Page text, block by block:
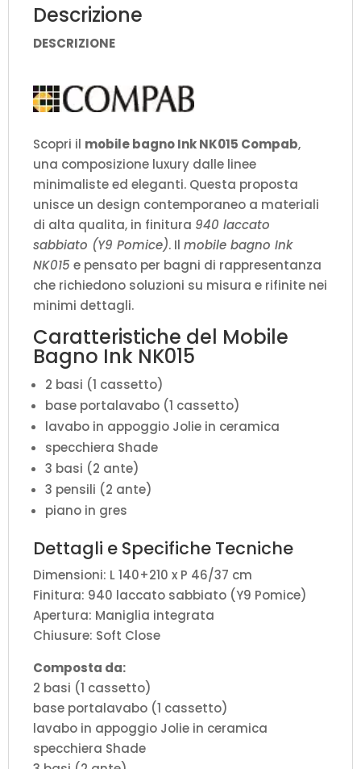
quantità
Descrizione
DESCRIZIONE
Scopri il mobile bagno Ink NK015 Compab,
una composizione luxury dalle linee
minimaliste ed eleganti. Questa proposta
unisce un design contemporaneo a materiali
di alta qualita, in finitura 940 laccato
sabbiato (Y9 Pomice). Il mobile bagno Ink
NK015 e pensato per bagni di rappresentanza
che richiedono soluzioni su misura e rifinite nei
minimi dettagli.
Caratteristiche del Mobile
Bagno Ink NK015
2 basi (1 cassetto)
base portalavabo (1 cassetto)
lavabo in appoggio Jolie in ceramica
specchiera Shade
3 basi (2 ante)
3 pensili (2 ante)
piano in gres
Dettagli e Specifiche Tecniche
Dimensioni: L 140+210 x P 46/37 cm
Finitura: 940 laccato sabbiato (Y9 Pomice)
Apertura: Maniglia integrata
Chiusure: Soft Close
Composta da:
2 basi (1 cassetto)
base portalavabo (1 cassetto)
lavabo in appoggio Jolie in ceramica
specchiera Shade